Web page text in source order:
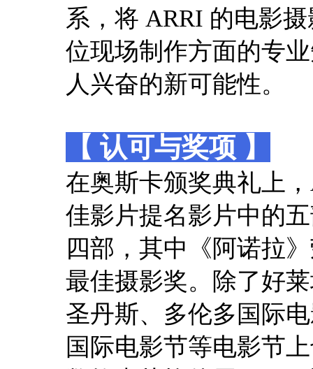
系，将 ARRI 的电影
位现场制作方面的专
人兴奋的新可能性。
【 认可与奖项 】
在奥斯卡颁奖典礼上
佳影片提名影片中的
四部，其中《阿诺拉
最佳摄影奖。除了好
圣丹斯、多伦多国际
国际电影节等电影节